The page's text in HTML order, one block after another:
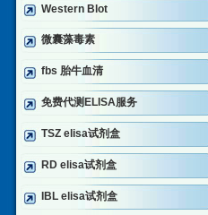
Western Blot
微囊藻毒素
fbs 胎牛血清
免费代测ELISA服务
TSZ elisa试剂盒
RD elisa试剂盒
IBL elisa试剂盒